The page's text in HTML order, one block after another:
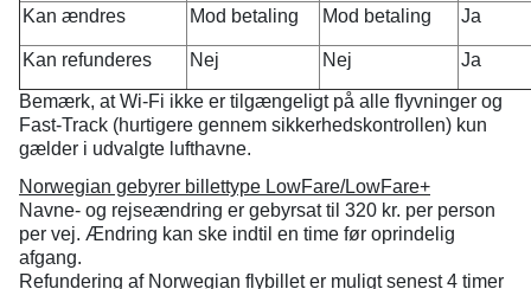
Kan ændres Mod betaling Mod betaling Ja
Kan refunderes Nej Nej Ja
Bemærk, at Wi-Fi ikke er tilgængeligt på alle flyvninger og
Fast-Track (hurtigere gennem sikkerhedskontrollen) kun
gælder i udvalgte lufthavne.
Norwegian gebyrer billettype LowFare/LowFare+
Navne- og rejseændring er gebyrsat til 320 kr. per person
per vej. Ændring kan ske indtil en time før oprindelig
afgang.
Refundering af Norwegian flybillet er muligt senest 4 timer